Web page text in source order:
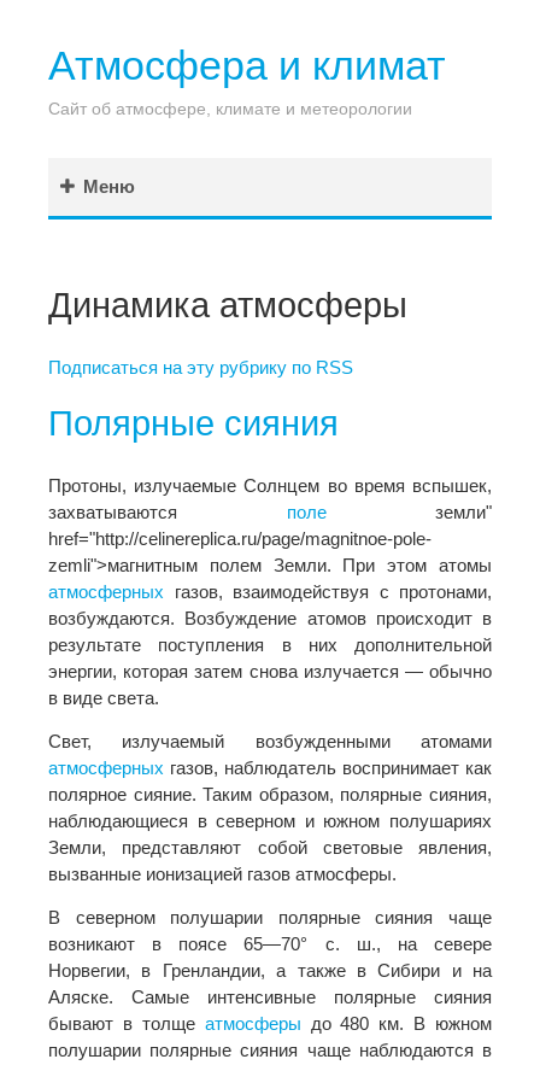
Атмосфера и климат
Сайт об атмосфере, климате и метеорологии
Меню
Динамика атмосферы
Подписаться на эту рубрику по RSS
Полярные сияния
Протоны, излучаемые Солнцем во время вспышек,
захватываются полеземли"
href="http://celinereplica.ru/page/magnitnoe-pole-
zemli">магнитным полем Земли. При этом атомы
атмосферных газов, взаимодействуя с протонами,
возбуждаются. Возбуждение атомов происходит в
результате поступления в них дополнительной
энергии, которая затем снова излучается — обычно
в виде света.
Свет, излучаемый возбужденными атомами
атмосферных газов, наблюдатель воспринимает как
полярное сияние. Таким образом, полярные сияния,
наблюдающиеся в северном и южном полушариях
Земли, представляют собой световые явления,
вызванные ионизацией газов атмосферы.
В северном полушарии полярные сияния чаще
возникают в поясе 65—70° с. ш., на севере
Норвегии, в Гренландии, а также в Сибири и на
Аляске. Самые интенсивные полярные сияния
бывают в толще атмосферы до 480 км. В южном
полушарии полярные сияния чаще наблюдаются в